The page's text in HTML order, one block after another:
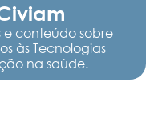
e conteúdo sobre
às Tecnologias
na saúde.